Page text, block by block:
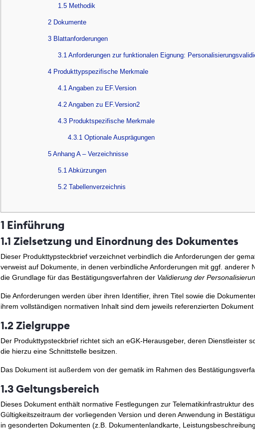
1.5 Methodik
2 Dokumente
3 Blattanforderungen
3.1 Anforderungen zur funktionalen Eignung:
4 Produkttypspezifische Merkmale
4.1 Angaben zu EF.Version
4.2 Angaben zu EF.Version2
4.3 Produktspezifische Merkmale
4.3.1 Optionale Ausprägungen
5 Anhang A – Verzeichnisse
5.1 Abkürzungen
5.2 Tabellenverzeichnis
1 Einführung
1.1 Zielsetzung und Einordnung des Dokumentes
Dieser Produkttypsteckbrief verzeichnet verbindlich die Anforderungen der
verweist auf Dokumente, in denen verbindliche Anforderungen mit ggf. anderer
die Grundlage für das Bestätigungsverfahren der Validierung der
Die Anforderungen werden über ihren Identifier, ihren Titel sowie die
ihrem vollständigen normativen Inhalt sind dem jeweils referenzierten
1.2 Zielgruppe
Der Produkttypsteckbrief richtet sich an eGK-Herausgeber, deren Dienstleister
die hierzu eine Schnittstelle besitzen.
Das Dokument ist außerdem von der gematik im Rahmen des
1.3 Geltungsbereich
Dieses Dokument enthält normative Festlegungen zur Telematikinfrastruktur
Gültigkeitszeitraum der vorliegenden Version und deren Anwendung in
in gesonderten Dokumenten (z.B. Dokumentenlandkarte,